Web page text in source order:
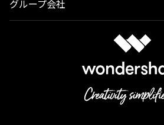
グループ会社